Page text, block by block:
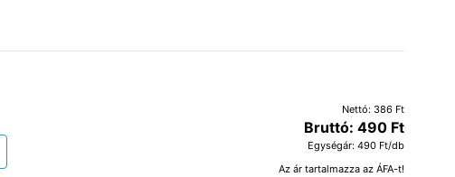
Nettó: 386 Ft
Bruttó: 490 Ft
Egységár: 490 Ft/db
Az ár tartalmazza az ÁFA-t!